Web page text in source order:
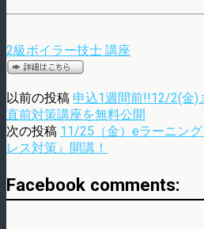
2級ボイラー技士 講座
以前の投稿 申込1週間前!!12/2(金)
直前対策講座を無料公開
次の投稿 11/25（金）eラーニン
レス対策』開講！
Facebook comments: